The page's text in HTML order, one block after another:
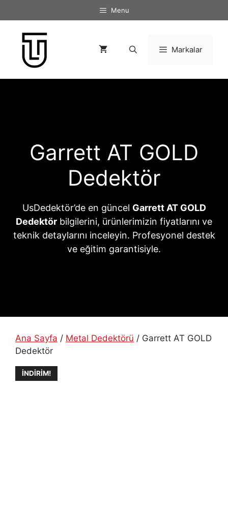
atla
Menu
Markalar
Garrett AT GOLD
Dedektör
UsDedektör’de en güncel Garrett AT GOLD
Dedektör bilgilerini, ürünlerimizin fiyatlarını ve
teknik detaylarını inceleyin. Profesyonel destek
ve eğitim garantisiyle.
Ana Sayfa / Metal Dedektörü / Garrett AT GOLD
Dedektör
İNDIRIM!